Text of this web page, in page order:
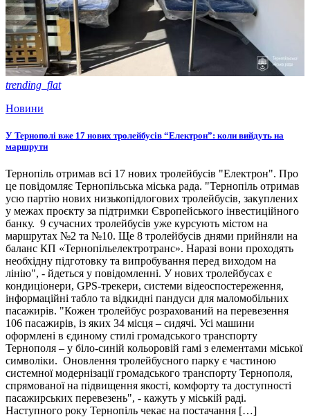
trending_flat
Новини
У Тернополі вже 17 нових тролейбусів “Електрон”: коли вийдуть на
маршрути
Тернопіль отримав всі 17 нових тролейбусів "Електрон". Про
це повідомляє Тернопільська міська рада. "Тернопіль отримав
усю партію нових низькопідлогових тролейбусів, закуплених
у межах проєкту за підтримки Європейського інвестиційного
банку. 9 сучасних тролейбусів уже курсують містом на
маршрутах №2 та №10. Ще 8 тролейбусів днями прийняли на
баланс КП «Тернопільелектротранс». Наразі вони проходять
необхідну підготовку та випробування перед виходом на
лінію", - йдеться у повідомленні. У нових тролейбусах є
кондиціонери, GPS-трекери, системи відеоспостереження,
інформаційні табло та відкидні пандуси для маломобільних
пасажирів. "Кожен тролейбус розрахований на перевезення
106 пасажирів, із яких 34 місця – сидячі. Усі машини
оформлені в єдиному стилі громадського транспорту
Тернополя – у біло-синій кольоровій гамі з елементами міської
символіки. Оновлення тролейбусного парку є частиною
системної модернізації громадського транспорту Тернополя,
спрямованої на підвищення якості, комфорту та доступності
пасажирських перевезень", - кажуть у міській раді.
Наступного року Тернопіль чекає на постачання […]